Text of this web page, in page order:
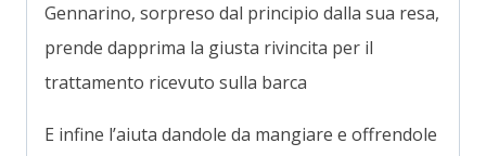
Gennarino, sorpreso dal principio dalla sua resa,
prende dapprima la giusta rivincita per il
trattamento ricevuto sulla barca
E infine l’aiuta dandole da mangiare e offrendole